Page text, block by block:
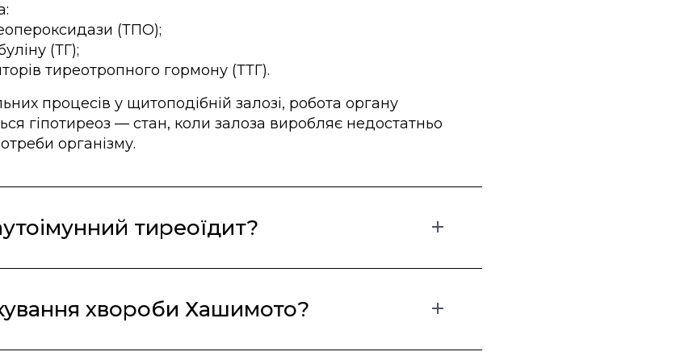
(ТПО);
(ТГ);
тиреотропного гормону (ТТГ).
процесів у щитоподібній залозі, робота органу
гіпотиреоз — стан, коли залоза виробляє недостатньо
організму.
тиреоїдит?
хвороби Хашимото?